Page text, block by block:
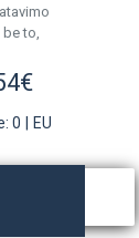
be to,
0
EU